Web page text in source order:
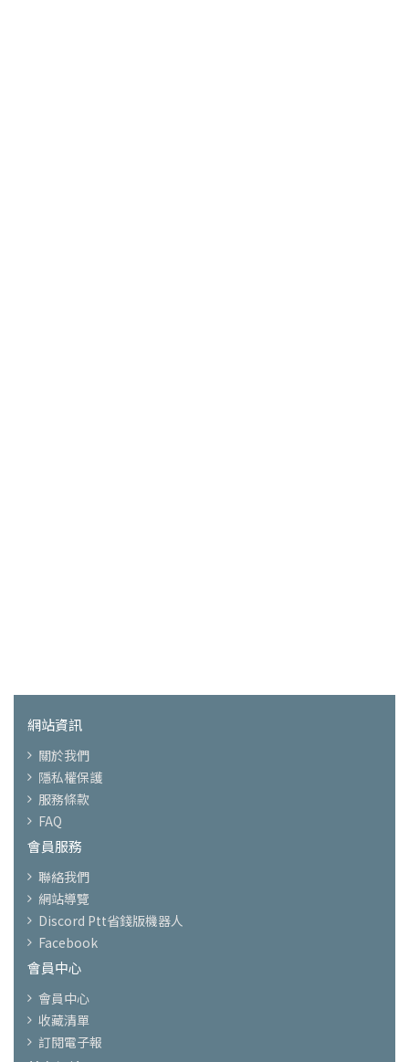
網站資訊
關於我們
隱私權保護
服務條款
FAQ
會員服務
聯絡我們
網站導覽
Discord Ptt省錢版機器人
Facebook
會員中心
會員中心
收藏清單
訂閱電子報